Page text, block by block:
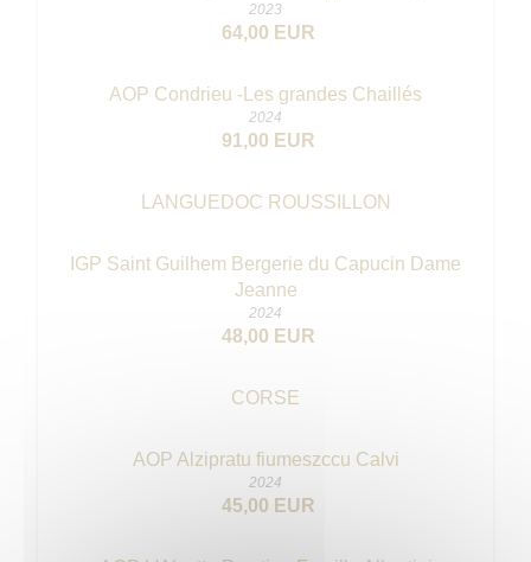
2023
64,00 EUR
AOP Condrieu -Les grandes Chaillés
2024
91,00 EUR
LANGUEDOC ROUSSILLON
IGP Saint Guilhem Bergerie du Capucin Dame
Jeanne
2024
48,00 EUR
CORSE
AOP Alzipratu fiumeszccu Calvi
2024
45,00 EUR